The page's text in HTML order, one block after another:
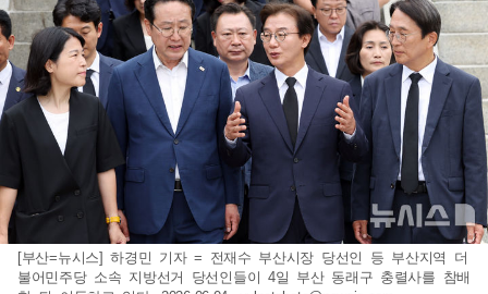
[부산=뉴시스] 하경민 기자 = 전재수 부산시장 당선인 등 부산지역 더
불어민주당 소속 지방선거 당선인들이 4일 부산 동래구 충렬사를 참배